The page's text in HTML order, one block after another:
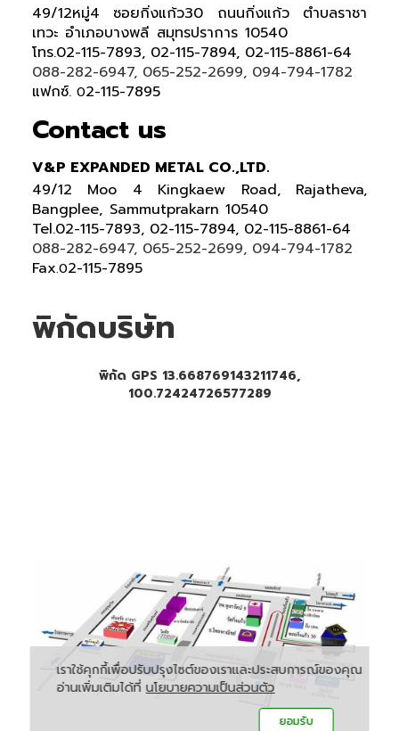
49/12หมู่4 ซอยกิ่งแก้ว30 ถนนกิ่งแก้ว ตำบลราชา
เทวะ อำเภอบางพลี สมุทรปราการ 10540
โทร.02-115-7893, 02-115-7894, 02-115-8861-64
088-282-6947, 065-252-2699, 094-794-1782
แฟกซ์. 02-115-7895
Contact us
V&P EXPANDED METAL CO.,LTD.
49/12 Moo 4 Kingkaew Road, Rajatheva,
Bangplee, Sammutprakarn 10540
Tel.02-115-7893, 02-115-7894, 02-115-8861-64
088-282-6947, 065-252-2699, 094-794-1782
Fax.02-115-7895
พิกัดบริษัท
พิกัด GPS 13.668769143211746,
100.72424726577289
เราใช้คุกกี้เพื่อปรับปรุงไซต์ของเราและประสบการณ์ของคุณ
อ่านเพิ่มเติมได้ที่ นโยบายความเป็นส่วนตัว
ยอมรับ